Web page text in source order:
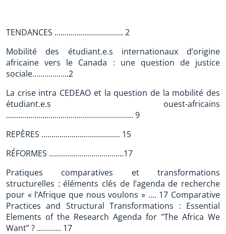
TENDANCES .................................. 2
Mobilité des étudiant.e.s internationaux d’origine
africaine vers le Canada : une question de justice
sociale..................2
La crise intra CEDEAO et la question de la mobilité des
étudiant.e.s ouest-africains
............................................................... 9
REPÈRES ....................................... 15
RÉFORMES .....................................17
Pratiques comparatives et transformations
structurelles : éléments clés de l’agenda de recherche
pour « l’Afrique que nous voulons » .... 17 Comparative
Practices and Structural Transformations : Essential
Elements of the Research Agenda for "The Africa We
Want” ? ............ 17